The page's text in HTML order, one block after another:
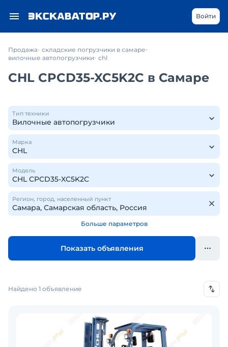
Войти
Продажа складские погрузчики в самаре
вилочные автопогрузчики chl
CHL CPCD35-XC5K2C в Самаре
Тип техники
Марка
Модель
Регион, город, населенный пункт
Больше параметров
Показать объявления
Найдено 1 объявление